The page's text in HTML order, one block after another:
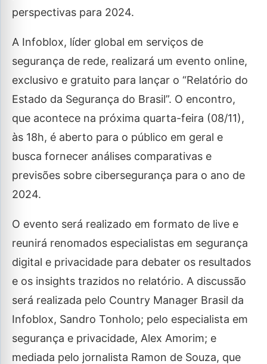
perspectivas para 2024.
A Infoblox, líder global em serviços de
segurança de rede, realizará um evento online,
exclusivo e gratuito para lançar o “Relatório do
Estado da Segurança do Brasil”. O encontro,
que acontece na próxima quarta-feira (08/11),
às 18h, é aberto para o público em geral e
busca fornecer análises comparativas e
previsões sobre cibersegurança para o ano de
2024.
O evento será realizado em formato de live e
reunirá renomados especialistas em segurança
digital e privacidade para debater os resultados
e os insights trazidos no relatório. A discussão
será realizada pelo Country Manager Brasil da
Infoblox, Sandro Tonholo; pelo especialista em
segurança e privacidade, Alex Amorim; e
mediada pelo jornalista Ramon de Souza, que